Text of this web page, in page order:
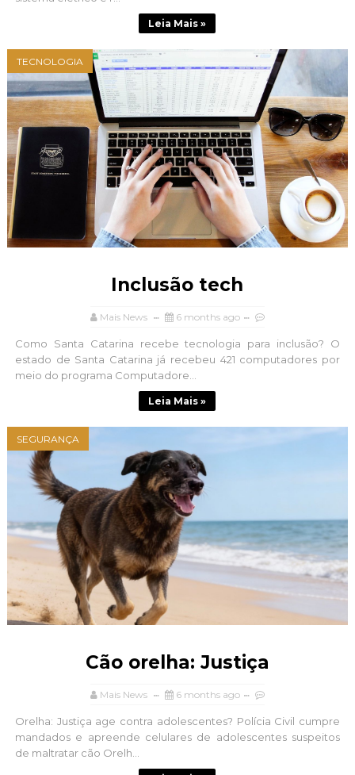
Leia Mais »
TECNOLOGIA
Inclusão tech
Mais News 6 months ago
Como Santa Catarina recebe tecnologia para inclusão? O
estado de Santa Catarina já recebeu 421 computadores por
meio do programa Computadore...
Leia Mais »
SEGURANÇA
Cão orelha: Justiça
Mais News 6 months ago
Orelha: Justiça age contra adolescentes? Polícia Civil cumpre
mandados e apreende celulares de adolescentes suspeitos
de maltratar cão Orelh...